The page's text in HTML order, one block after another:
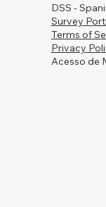
DSS -
Survey
Terms of
Privacy
Acesso de